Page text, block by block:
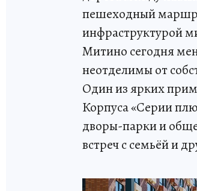
пешеходный
инфраструктурой
Митино сегодня
неотделимы от
Один из ярких
Корпуса «Серии
дворы-парки и
встреч с семьёй и